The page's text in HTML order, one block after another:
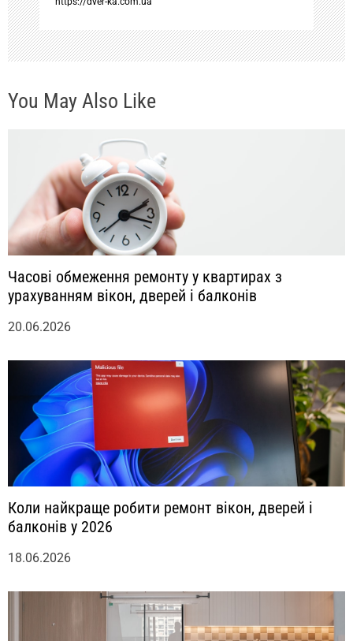
и
с
я
You May Also Like
Часові обмеження ремонту у квартирах з
урахуванням вікон, дверей і балконів
20.06.2026
Коли найкраще робити ремонт вікон, дверей і
балконів у 2026
18.06.2026